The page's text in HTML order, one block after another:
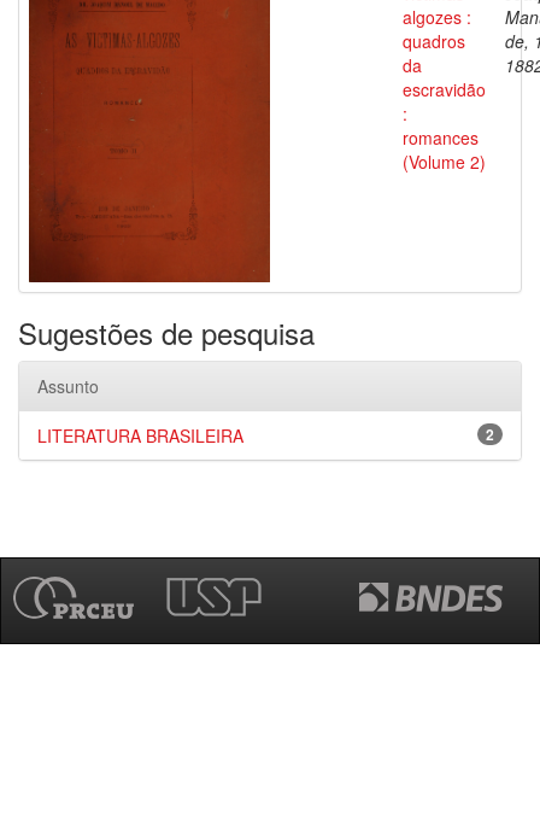
algozes :
quadros
da
escravidão
:
romances
(Volume 2)
de,
Sugestões de pesquisa
Assunto
2
LITERATURA BRASILEIRA